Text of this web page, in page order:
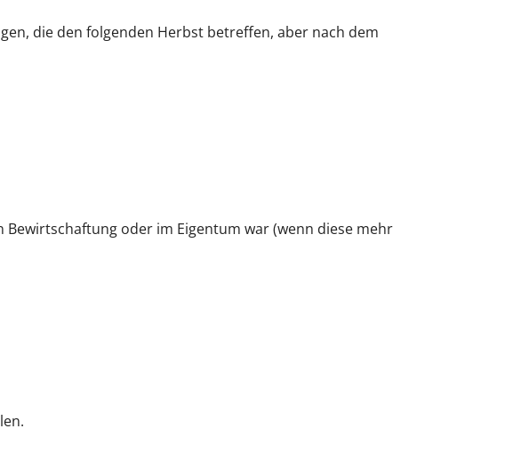
die den folgenden Herbst betreffen, aber nach dem
Bewirtschaftung oder im Eigentum war(wenn diese mehr